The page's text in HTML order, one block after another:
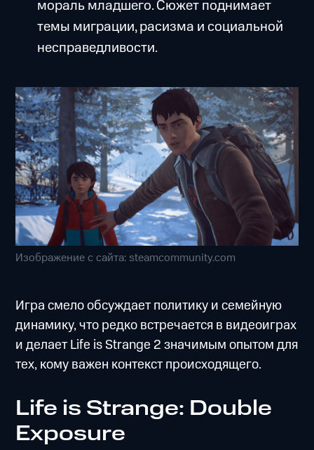
мораль младшего. Сюжет поднимает
темы миграции, расизма и социальной
несправедливости.
Изображение с сайта: steamcommunity.com
Игра смело обсуждает политику и семейную
динамику, что редко встречается в видеоиграх
и делает Life is Strange 2 значимым опытом для
тех, кому важен контекст происходящего.
Life is Strange: Double
Exposure